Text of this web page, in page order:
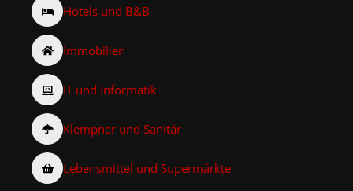
Hotels und B&B
Immobilien
IT und Informatik
Klempner und Sanitär
Lebensmittel und Supermärkte